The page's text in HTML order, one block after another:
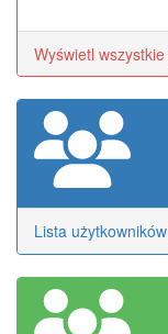
Wyświetl
Lista